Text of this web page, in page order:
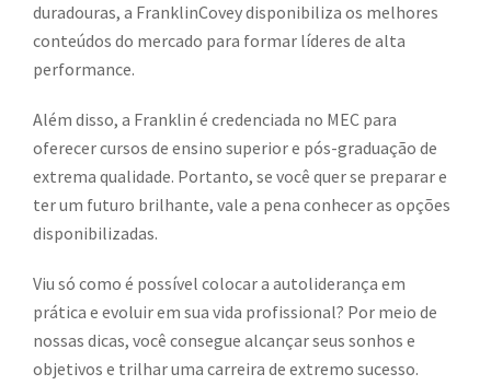
duradouras, a FranklinCovey disponibiliza os melhores
conteúdos do mercado para formar líderes de alta
performance.
Além disso, a Franklin é credenciada no MEC para
oferecer cursos de ensino superior e pós-graduação de
extrema qualidade. Portanto, se você quer se preparar e
ter um futuro brilhante, vale a pena conhecer as opções
disponibilizadas.
Viu só como é possível colocar a autoliderança em
prática e evoluir em sua vida profissional? Por meio de
nossas dicas, você consegue alcançar seus sonhos e
objetivos e trilhar uma carreira de extremo sucesso.